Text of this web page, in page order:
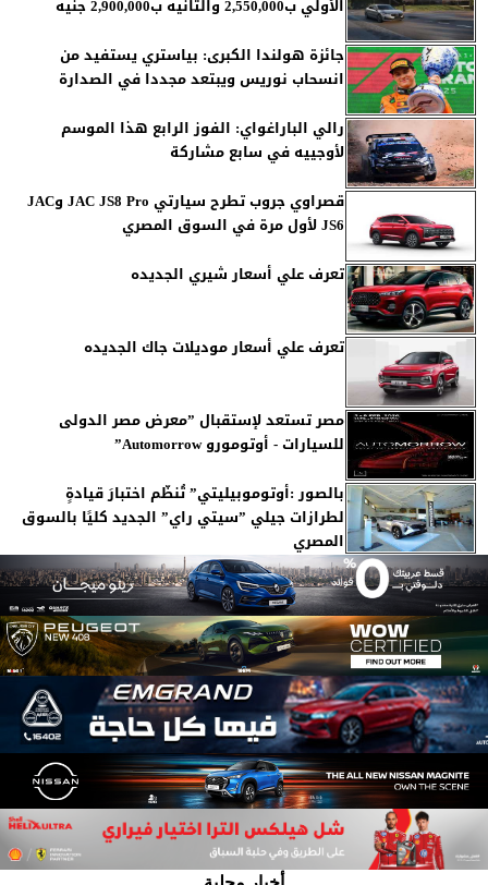
الأولي ب2,550,000 والثانيه ب2,900,000 جنيه
جائزة هولندا الكبرى: بياستري يستفيد من
انسحاب نوريس ويبتعد مجددا في الصدارة
رالي الباراغواي: الفوز الرابع هذا الموسم
لأوجييه في سابع مشاركة
قصراوي جروب تطرح سيارتي JAC JS8 Pro وJAC
JS6 لأول مرة في السوق المصري
تعرف علي أسعار شيري الجديده
تعرف علي أسعار موديلات جاك الجديده
مصر تستعد لإستقبال ”معرض مصر الدولى
للسيارات - أوتومورو Automorrow”
بالصور :أوتوموبيليتي” تُنظّم اختبارَ قيادةٍ
لطرازات جيلي ”سيتي راي” الجديد كليًا بالسوق
المصري